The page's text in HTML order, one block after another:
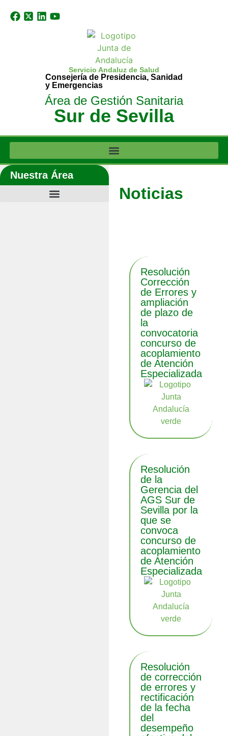
Servicio Andaluz de Salud
Consejería de Presidencia, Sanidad
y Emergencias
Área de Gestión Sanitaria
Sur de Sevilla
Nuestra Área
Noticias
Resolución
Corrección
de Errores y
ampliación
de plazo de
la
convocatoria
concurso de
acoplamiento
de Atención
Especializada
Resolución
de la
Gerencia del
AGS Sur de
Sevilla por la
que se
convoca
concurso de
acoplamiento
de Atención
Especializada
Resolución
de corrección
de errores y
rectificación
de la fecha
del
desempeño